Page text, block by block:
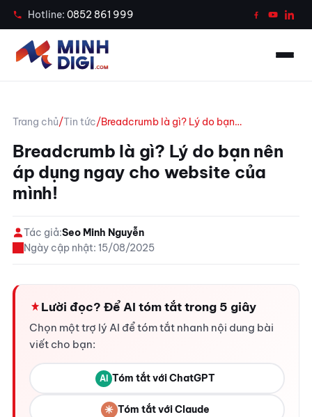
Hotline: 0852 861 999
Case Study
Tin tức
Gọi ngay 0852 861 999
Trang chủ/Tin tức/Breadcrumb là gì? Lý do bạn…
Breadcrumb là gì? Lý do bạn nên
áp dụng ngay cho website của
mình!
Tác giả:Seo Minh Nguyễn
Ngày cập nhật: 15/08/2025
Lười đọc? Để AI tóm tắt trong 5 giây
Chọn một trợ lý AI để tóm tắt nhanh nội dung bài
viết cho bạn:
AI Tóm tắt với ChatGPT
✳ Tóm tắt với Claude